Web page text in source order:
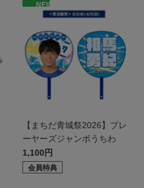
NEW
【まちだ青城祭2026】プレ
ーヤーズジャンボうちわ
1,100円
会員特典